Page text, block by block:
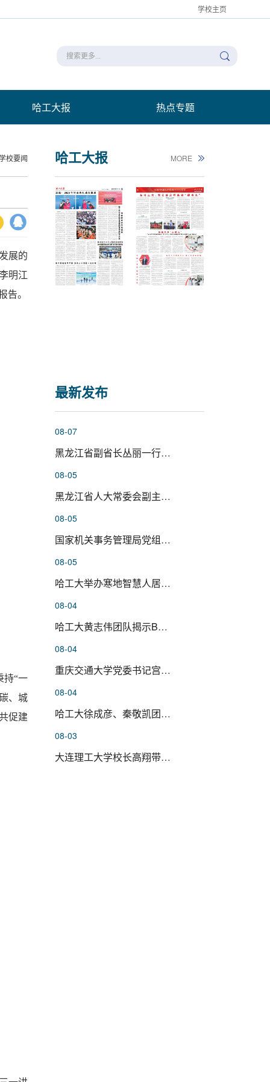
学校主页
哈工大报 热点专题
哈工大报 MORE
最新发布
08-07
黑龙江省副省长丛丽一行到哈工大...
08-05
黑龙江省人大常委会副主任、党组...
08-05
国家机关事务管理局党组成员杨有...
08-05
哈工大举办寒地智慧人居环境科学...
08-04
哈工大黄志伟团队揭示BTNL3–BTNL...
08-04
重庆交通大学党委书记宫辉一行来...
08-04
哈工大徐成彦、秦敬凯团队在神经...
08-03
大连理工大学校长高翔带队来校调...
校要闻
展的
明江
告。
持“一
、城
促建